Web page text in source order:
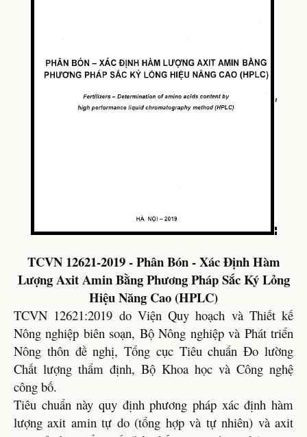
TCVN 12621-2019 - Phân Bón - Xác Định Hàm
Lượng Axit Amin Bằng Phương Pháp Sắc Ký Lỏng
Hiệu Năng Cao (HPLC)
TCVN 12621:2019 do Viện Quy hoạch và Thiết kế
Nông nghiệp biên soạn, Bộ Nông nghiệp và Phát triển
Nông thôn đề nghị, Tổng cục Tiêu chuẩn Đo lường
Chất lượng thẩm định, Bộ Khoa học và Công nghệ
công bố.
Tiêu chuẩn này quy định phương pháp xác định hàm
lượng axit amin tự do (tổng hợp và tự nhiên) và axit